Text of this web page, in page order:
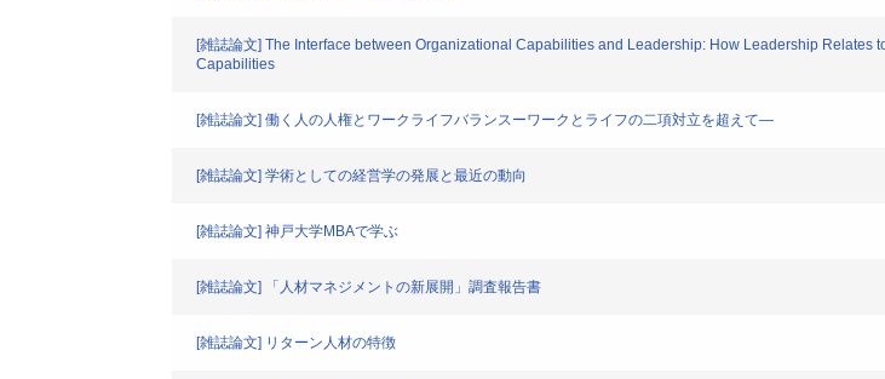
[雑誌論文] The Interface between Organizational Capabilities and Leadership: How Leadership
Capabilities
[雑誌論文] 働く人の人権とワークライフバランスーワークとライフの二項対立を超えて―
[雑誌論文] 学術としての経営学の発展と最近の動向
[雑誌論文] 神戸大学MBAで学ぶ
[雑誌論文] 「人材マネジメントの新展開」調査報告書
[雑誌論文] リターン人材の特徴